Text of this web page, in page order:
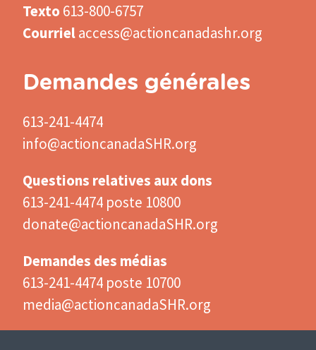
Texto 613-800-6757
Courrielaccess@actioncanadashr.org
Demandes générales
613-241-4474
info@actioncanadaSHR.org
Questions relatives aux dons
613-241-4474 poste 10800
donate@actioncanadaSHR.org
Demandes des médias
613-241-4474 poste 10700
media@actioncanadaSHR.org